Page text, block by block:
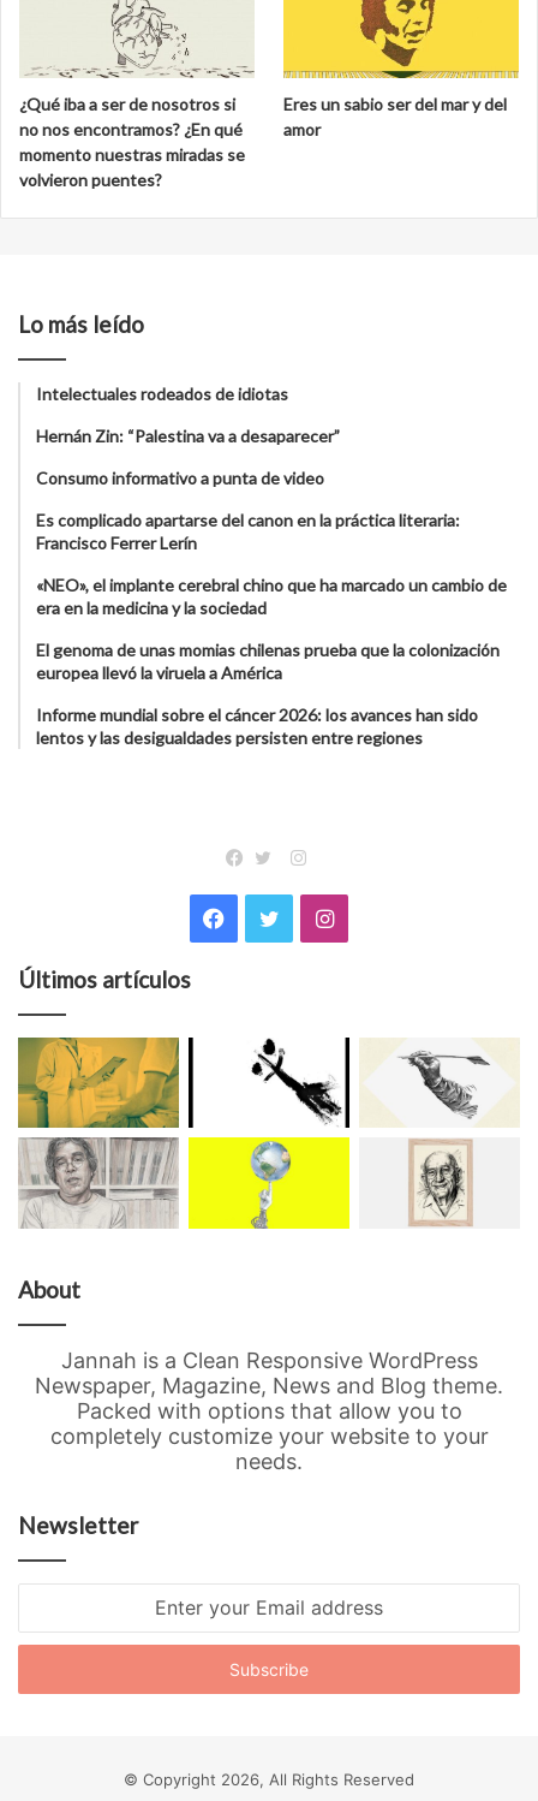
¿Qué iba a ser de nosotros si
no nos encontramos? ¿En qué
momento nuestras miradas se
volvieron puentes?
Eres un sabio ser del mar y del
amor
Lo más leído
Intelectuales rodeados de idiotas
Hernán Zin: “Palestina va a desaparecer”
Consumo informativo a punta de video
Es complicado apartarse del canon en la práctica literaria:
Francisco Ferrer Lerín
«NEO», el implante cerebral chino que ha marcado un cambio de
era en la medicina y la sociedad
El genoma de unas momias chilenas prueba que la colonización
europea llevó la viruela a América
Informe mundial sobre el cáncer 2026: los avances han sido
lentos y las desigualdades persisten entre regiones
Instagram
Facebook
TwitterInstagram
Últimos artículos
About
Jannah is a Clean Responsive WordPress
Newspaper, Magazine, News and Blog theme.
Packed with options that allow you to
completely customize your website to your
needs.
Newsletter
Email
© Copyright 2026, All Rights Reserved